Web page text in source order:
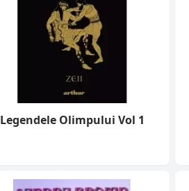
Legendele Olimpului Vol 1